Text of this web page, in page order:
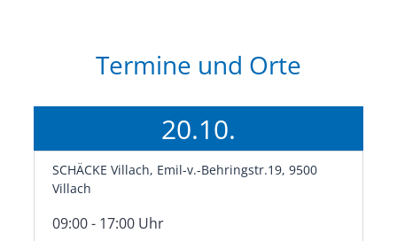
Termine und Orte
20.10.
SCHÄCKE Villach, Emil-v.-Behringstr.19, 9500
Villach
09:00 - 17:00 Uhr